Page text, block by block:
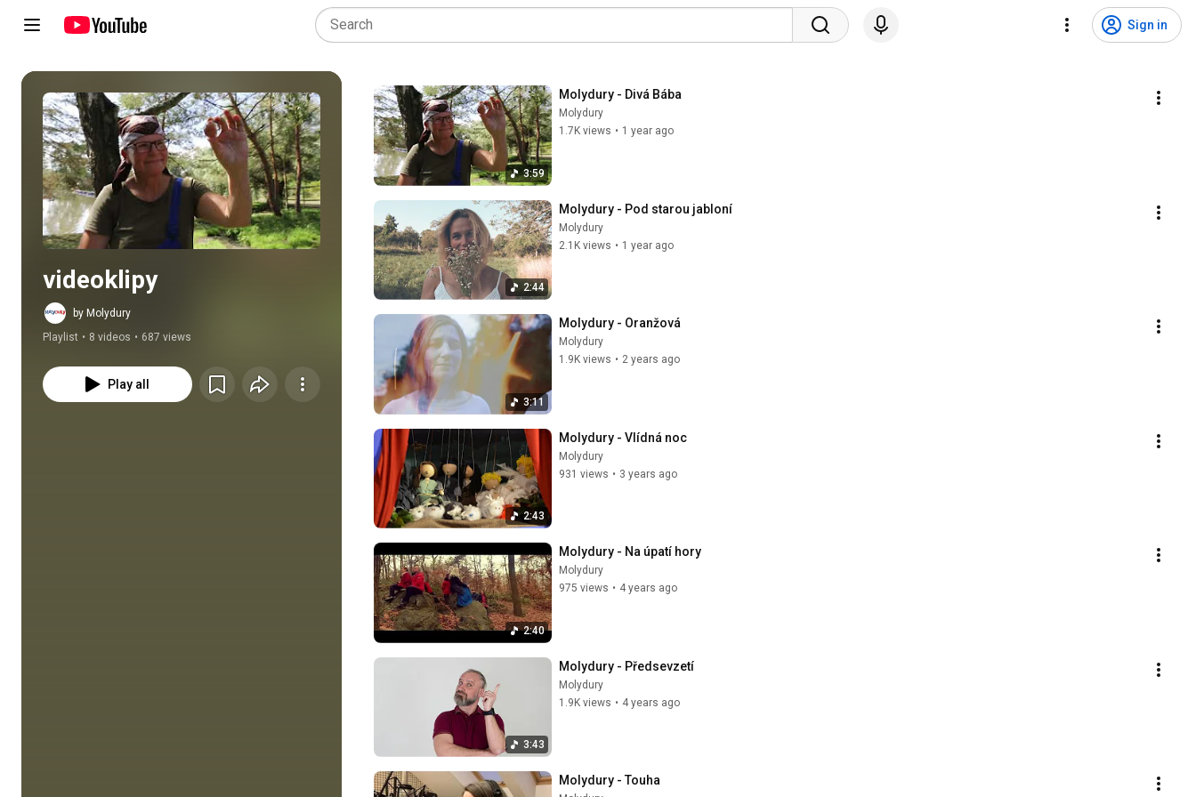
Sign in
Play all
videoklipy
by Molydury
Playlist • 8 videos • 687 views
Play all
3:59
Molydury - Divá Bába
Molydury
1.7K views • 1 year ago
2:44
Molydury - Pod starou jabloní
Molydury
2.1K views • 1 year ago
3:11
Molydury - Oranžová
Molydury
1.9K views • 2 years ago
2:43
Molydury - Vlídná noc
Molydury
931 views • 3 years ago
2:40
Molydury - Na úpatí hory
Molydury
975 views • 4 years ago
3:43
Molydury - Předsevzetí
Molydury
1.9K views • 4 years ago
Molydury - Touha